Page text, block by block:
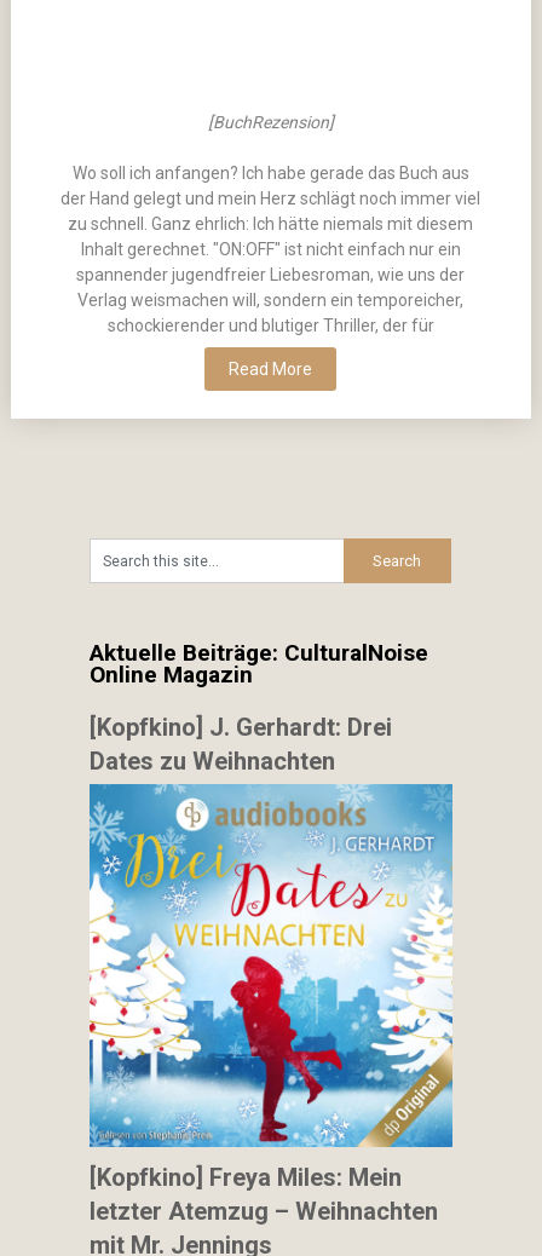
[BuchRezension]
Wo soll ich anfangen? Ich habe gerade das Buch aus
der Hand gelegt und mein Herz schlägt noch immer viel
zu schnell. Ganz ehrlich: Ich hätte niemals mit diesem
Inhalt gerechnet. "ON:OFF" ist nicht einfach nur ein
spannender jugendfreier Liebesroman, wie uns der
Verlag weismachen will, sondern ein temporeicher,
schockierender und blutiger Thriller, der für
Read More
Aktuelle Beiträge: CulturalNoise
Online Magazin
[Kopfkino] J. Gerhardt: Drei
Dates zu Weihnachten
[Kopfkino] Freya Miles: Mein
letzter Atemzug – Weihnachten
mit Mr. Jennings